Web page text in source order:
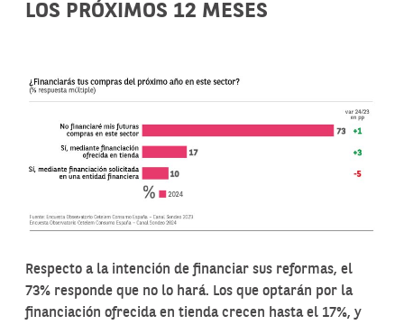
LOS PRÓXIMOS 12 MESES
Respecto a la intención de financiar sus reformas, el
73% responde que no lo hará. Los que optarán por la
financiación ofrecida en tienda crecen hasta el 17%, y